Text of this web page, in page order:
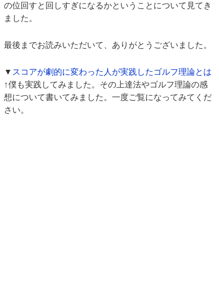
の位回すと回しすぎになるかということについて見てき
ました。
最後までお読みいただいて、ありがとうございました。
▼ スコアが劇的に変わった人が実践したゴルフ理論とは
↑僕も実践してみました。その上達法やゴルフ理論の感
想について書いてみました。一度ご覧になってみてくだ
さい。